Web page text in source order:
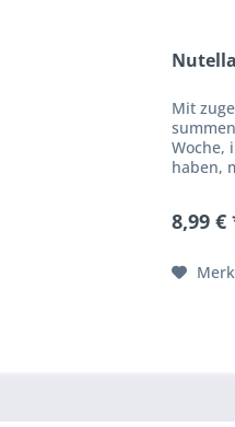
Mit
Woche,
haben,
8,99 €